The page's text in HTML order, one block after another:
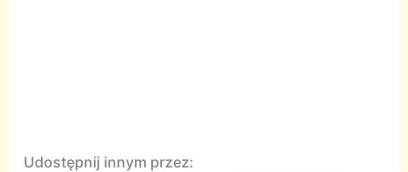
Udostępnij innym przez: